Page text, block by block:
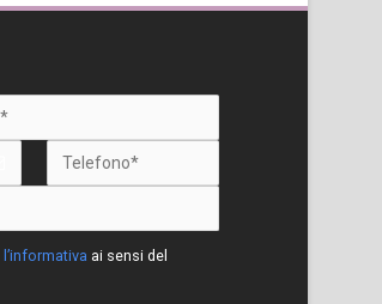
l’informativa ai sensi del